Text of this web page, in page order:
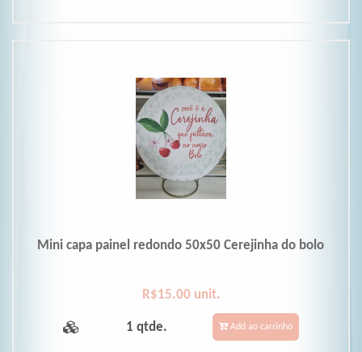
Mini capa painel redondo 50x50 Cerejinha do bolo
R$15.00 unit.
1 qtde. Add ao carrinho